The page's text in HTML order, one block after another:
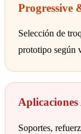
Progressive
Selección de
prototipo según
Soportes,